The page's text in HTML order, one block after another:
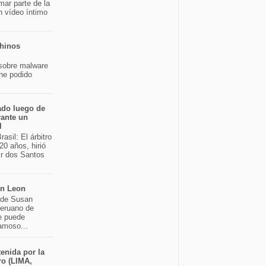
parte de la
vídeo íntimo
malware
podido
luego de
un
El árbitro
años, hirió
dos Santos
Leon
Susan
de
puede
por la
(LIMA,